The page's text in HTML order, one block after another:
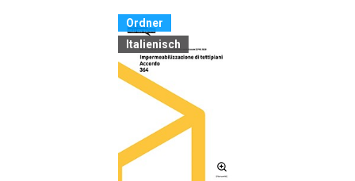
Ordner
Italienisch